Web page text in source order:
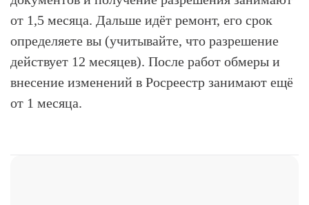
от 1,5 месяца. Дальше идёт ремонт, его срок
определяете вы (учитывайте, что разрешение
действует 12 месяцев). После работ обмеры и
внесение изменений в Росреестр занимают ещё
от 1 месяца.